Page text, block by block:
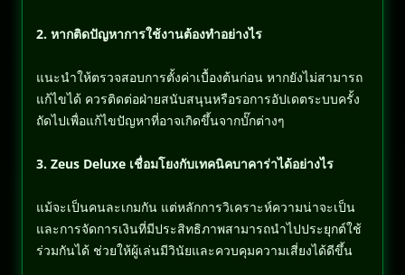
2. หากติดปัญหาการใช้งานต้องทำอย่างไร
แนะนำให้ตรวจสอบการตั้งค่าเบื้องต้นก่อน หากยังไม่สามารถ
แก้ไขได้ ควรติดต่อฝ่ายสนับสนุนหรือรอการอัปเดตระบบครั้ง
ถัดไปเพื่อแก้ไขปัญหาที่อาจเกิดขึ้นจากบั๊กต่างๆ
3. Zeus Deluxe เชื่อมโยงกับเทคนิคบาคาร่าได้อย่างไร
แม้จะเป็นคนละเกมกัน แต่หลักการวิเคราะห์ความน่าจะเป็น
และการจัดการเงินที่มีประสิทธิภาพสามารถนำไปประยุกต์ใช้
ร่วมกันได้ ช่วยให้ผู้เล่นมีวินัยและควบคุมความเสี่ยงได้ดีขึ้น